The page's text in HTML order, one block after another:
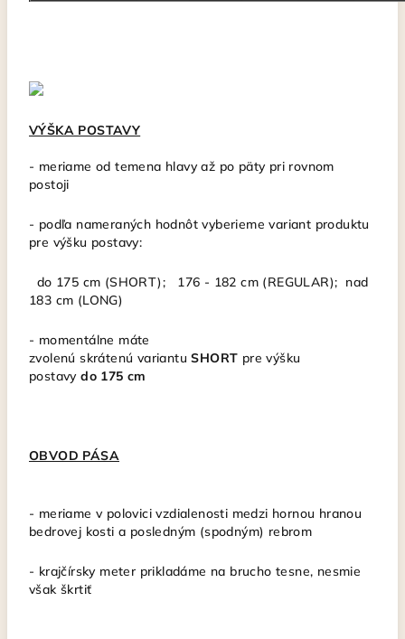
VÝŠKA POSTAVY
- meriame od temena hlavy až po päty pri rovnom
postoji
- podľa nameraných hodnôt vyberieme variant produktu
pre výšku postavy:
do 175 cm (SHORT); 176 - 182 cm (REGULAR); nad
183 cm (LONG)
- momentálne máte
zvolenúskrátenú variantuSHORT pre výšku
postavydo 175 cm
OBVOD PÁSA
- meriame v polovici vzdialenosti medzi hornou hranou
bedrovej kosti a posledným (spodným) rebrom
- krajčírsky meterprikladáme na brucho tesne, nesmie
však škrtiť